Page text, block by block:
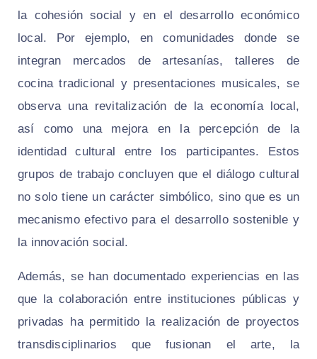
la cohesión social y en el desarrollo económico
local. Por ejemplo, en comunidades donde se
integran mercados de artesanías, talleres de
cocina tradicional y presentaciones musicales, se
observa una revitalización de la economía local,
así como una mejora en la percepción de la
identidad cultural entre los participantes. Estos
grupos de trabajo concluyen que el diálogo cultural
no solo tiene un carácter simbólico, sino que es un
mecanismo efectivo para el desarrollo sostenible y
la innovación social.
Además, se han documentado experiencias en las
que la colaboración entre instituciones públicas y
privadas ha permitido la realización de proyectos
transdisciplinarios que fusionan el arte, la